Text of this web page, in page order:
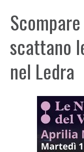
scattano
nel Ledra